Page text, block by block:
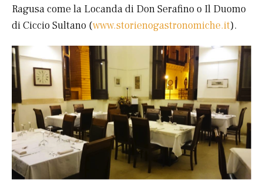
Ragusa come la Locanda di Don Serafino o Il Duomo
di Ciccio Sultano (www.storienogastronomiche.it).